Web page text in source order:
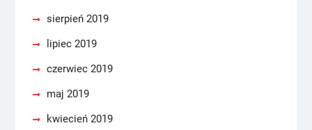
sierpień 2019
lipiec 2019
czerwiec 2019
maj 2019
kwiecień 2019